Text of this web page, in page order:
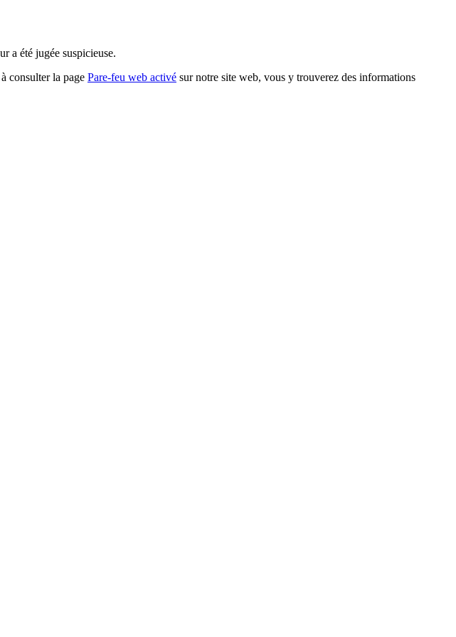
a été jugée suspicieuse.
consulter la page Pare-feu web activé sur notre site web, vous y trouverez des informations